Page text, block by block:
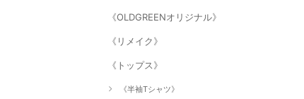
《OLDGREENオリジナル》
《リメイク》
《トップス》
《半袖Tシャツ》